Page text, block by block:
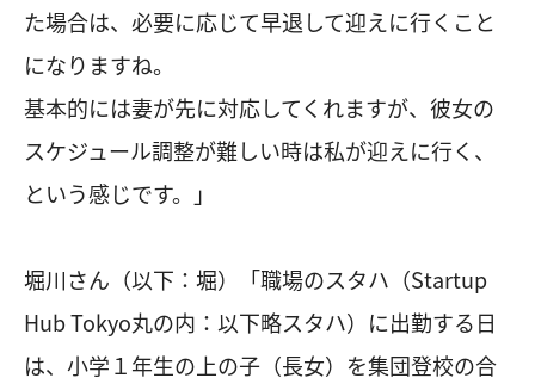
た場合は、必要に応じて早退して迎えに行くこと
になりますね。
基本的には妻が先に対応してくれますが、彼女の
スケジュール調整が難しい時は私が迎えに行く、
という感じです。」
堀川さん（以下：堀）「職場のスタハ（Startup
Hub Tokyo丸の内：以下略スタハ）に出勤する日
は、小学１年生の上の子（長女）を集団登校の合